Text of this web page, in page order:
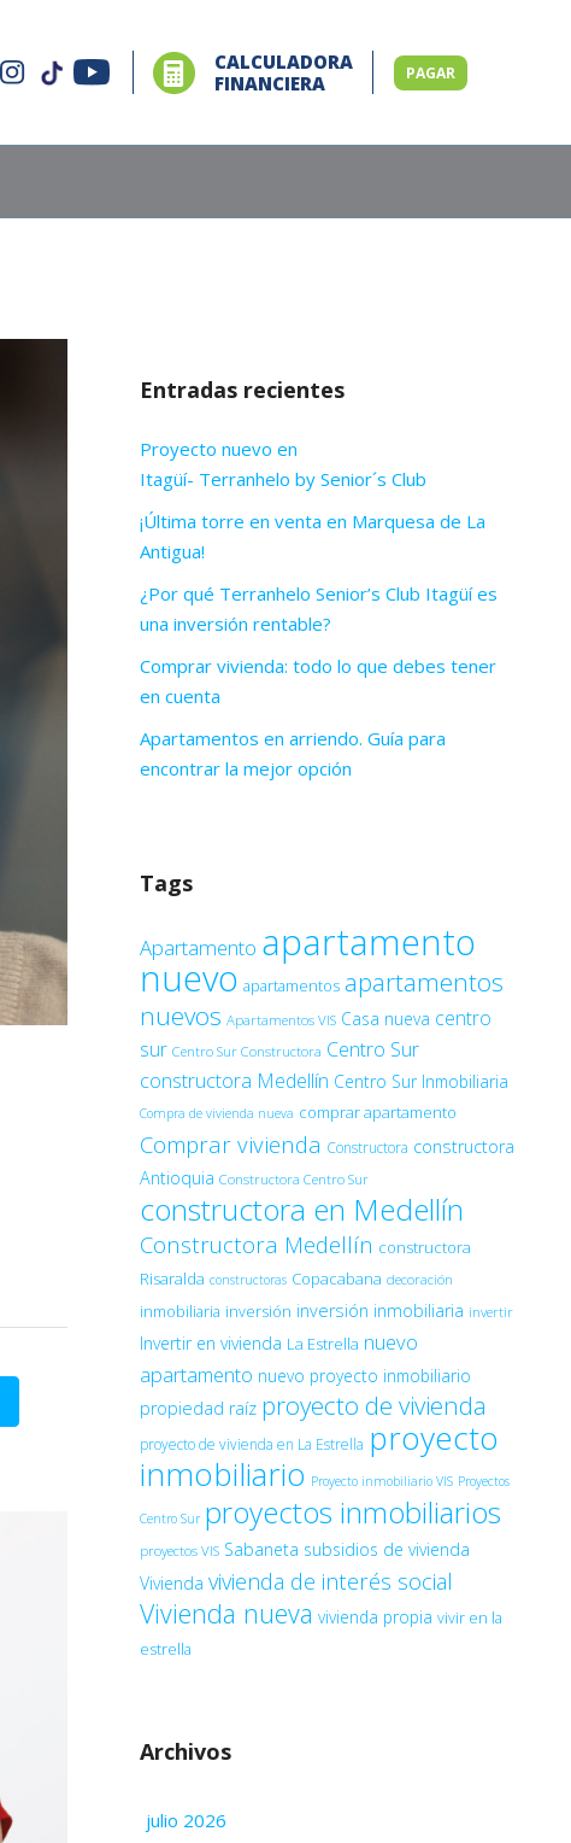
CALCULADORA
FINANCIERA
PAGAR
Entradas recientes
Proyecto nuevo en
Itagüí- Terranhelo by Senior´s Club
¡Última torre en venta en Marquesa de La
Antigua!
¿Por qué Terranhelo Senior’s Club Itagüí es
una inversión rentable?
Comprar vivienda: todo lo que debes tener
en cuenta
Apartamentos en arriendo. Guía para
encontrar la mejor opción
Tags
Apartamento apartamento
nuevo apartamentos apartamentos
nuevos Apartamentos VIS Casa nueva centro
sur Centro Sur Constructora Centro Sur
constructora Medellín Centro Sur Inmobiliaria
Compra de vivienda nueva comprar apartamento
Comprar vivienda Constructora constructora
Antioquia Constructora Centro Sur
constructora en Medellín
Constructora Medellín constructora
Risaralda constructoras Copacabana decoración
inmobiliaria inversión inversión inmobiliaria invertir
Invertir en vivienda La Estrella nuevo
apartamento nuevo proyecto inmobiliario
propiedad raíz proyecto de vivienda
proyecto de vivienda en La Estrella proyecto
inmobiliario Proyecto inmobiliario VIS Proyectos
Centro Sur proyectos inmobiliarios
proyectos VIS Sabaneta subsidios de vivienda
Vivienda vivienda de interés social
Vivienda nueva vivienda propia vivir en la
estrella
Archivos
julio 2026